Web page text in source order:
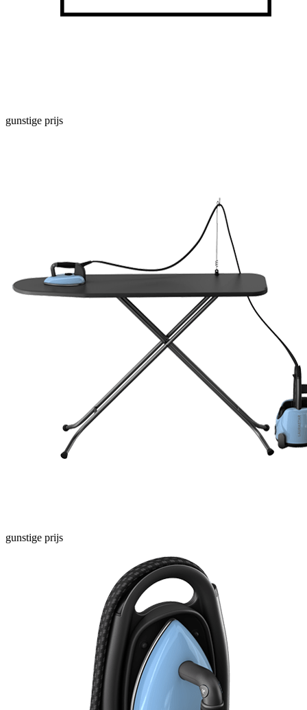
gunstige prijs
gunstige prijs